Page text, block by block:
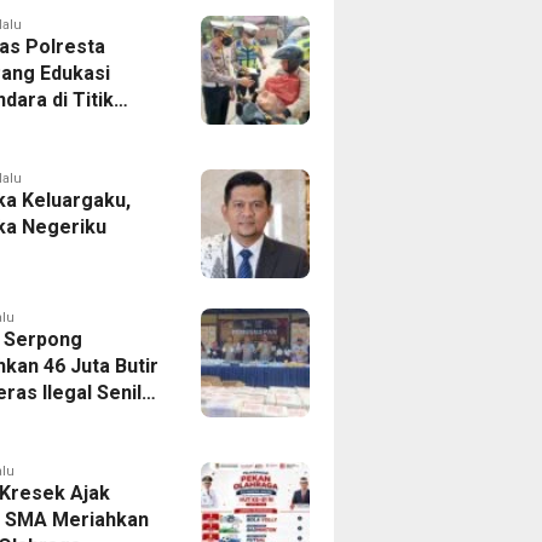
Polresta
Edukasi
di Titik
Keluargaku,
Negeriku
46 Juta Butir
Ilegal Senilai
Ajak
Meriahkan